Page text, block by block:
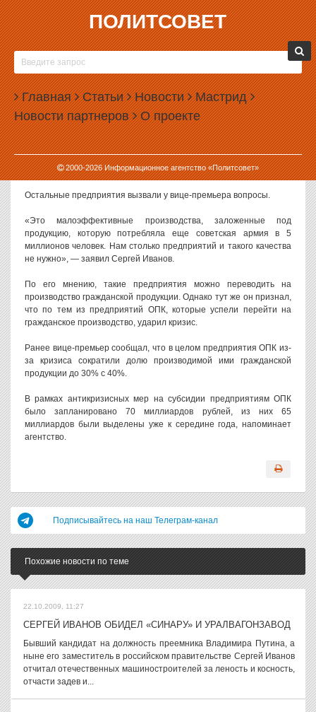
ПОЛИТСОВЕТ
Главная Статьи Новости Мастрид
Новости партнеров О проекте
2000-2026Информационное агентство «Политсовет»
30.12.2009, 09:26
КАЖДЫЙ ВТОРОЙ ЗАВОД ОБОРОНКИ
ПРИЗНАН НЕЭФФЕКТИВНЫМ
Только 60% предприятий российского оборонно-промышленного
комплекса финансово эффективны, заявил вице-премьер Сергей
Иванов, возглавивший в декабре вновь созданную
межведомственную рабочую группу по модернизации и
инновационному развитию ОПК. Об этом сообщает РИА
«Новости».
Остальные предприятия вызвали у вице-премьера вопросы.
«Это малоэффективные производства, заложенные под
продукцию, которую потребляла еще советская армия в 5
миллионов человек. Нам столько предприятий и такого качества
не нужно», — заявил Сергей Иванов.
По его мнению, такие предприятия можно переводить на
производство гражданской продукции. Однако тут же он признал,
что по тем из предприятий ОПК, которые успели перейти на
гражданское производство, ударил кризис.
Ранее вице-премьер сообщал, что в целом предприятия ОПК из-
за кризиса сократили долю производимой ими гражданской
продукции до 30% с 40%.
В рамках антикризисных мер на субсидии предприятиям ОПК
было запланировано 70 миллиардов рублей, из них 65
миллиардов были выделены уже к середине года, напоминает
агентство.
Подписывайтесь на наш Телеграм-канал
Похожие новости по теме
22.10.2009, 11:27
СЕРГЕЙ ИВАНОВ ОБИДЕЛ «СИНАРУ» И УРАЛВАГОНЗАВОД
Бывший кандидат на должность преемника Владимира Путина, а
ныне его заместитель в российском правительстве Сергей Иванов
отчитал отечественных машиностроителей за леность и косность,
отчасти задев и...